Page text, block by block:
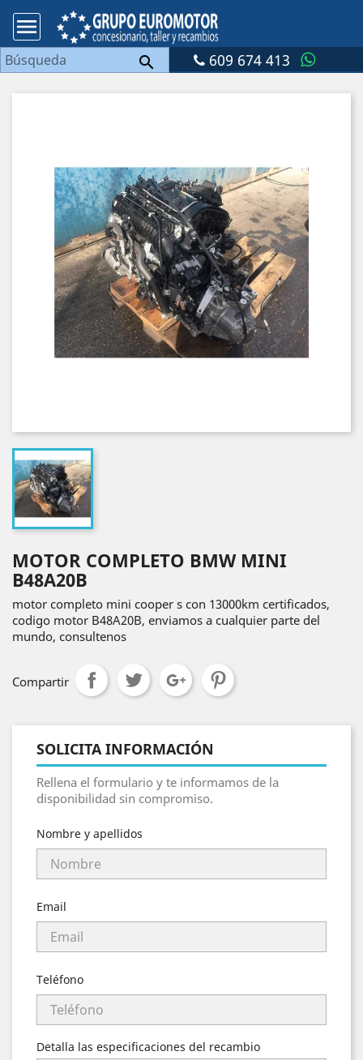

 609 674 413
MOTOR COMPLETO BMW MINI
B48A20B
motor completo mini cooper s con 13000km certificados,
codigo motor B48A20B, enviamos a cualquier parte del
mundo, consultenos
Compartir
SOLICITA INFORMACIÓN
Rellena el formulario y te informamos de la
disponibilidad sin compromiso.
Nombre y apellidos
Email
Teléfono
Detalla las especificaciones del recambio